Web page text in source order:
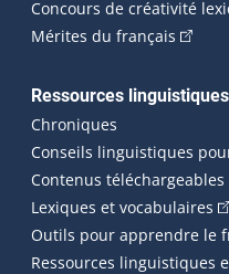
Concours de créativité
Mérites du français (Cet
Ressources linguistiques
Chroniques
Conseils linguistiques
Contenus téléchargeables
Lexiques et vocabulaires
Outils pour apprendre le
Ressources linguistiques